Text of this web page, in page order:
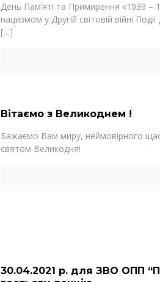
День Пам’яті та Примирення «1939
нацизмом у Другій світовій війні
[…]
Вітаємо з Великоднем !
Бажаємо Вам миру, неймовірного
святом Великодня!
30.04.2021 р. для ЗВО ОПП